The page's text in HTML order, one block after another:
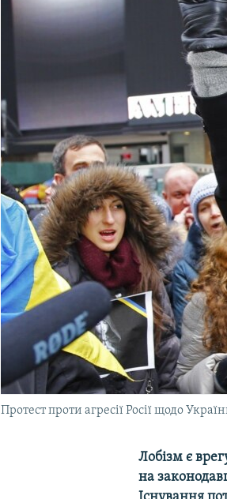
Протест проти агресії Росії щодо
Лобізм є
на